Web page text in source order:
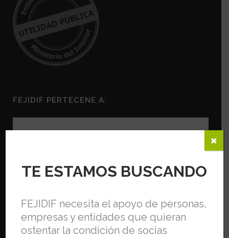
FEJIDIF PERTECENE A:
TE ESTAMOS BUSCANDO
FEJIDIF necesita el apoyo de personas,
empresas y entidades que quieran
ostentar la condición de socias